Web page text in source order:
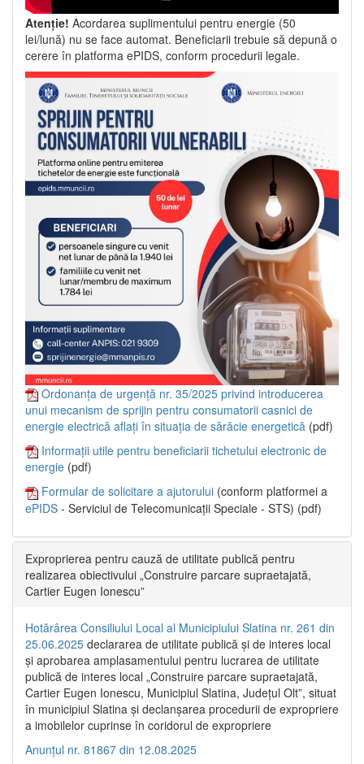
Atenție! Acordarea suplimentului pentru energie (50
lei/lună) nu se face automat. Beneficiarii trebuie să depună o
cerere în platforma ePIDS, conform procedurii legale.
Ordonanța de urgență nr. 35/2025 privind introducerea
unui mecanism de sprijin pentru consumatorii casnici de
energie electrică aflați în situația de sărăcie energetică (pdf)
Informații utile pentru beneficiarii tichetului electronic de
energie (pdf)
Formular de solicitare a ajutorului (conform platformei a
ePIDS - Serviciul de Telecomunicații Speciale - STS) (pdf)
Exproprierea pentru cauză de utilitate publică pentru
realizarea obiectivului „Construire parcare supraetajată,
Cartier Eugen Ionescu”
Hotărârea Consiliului Local al Municipiului Slatina nr. 261 din
25.06.2025 declararea de utilitate publică și de interes local
și aprobarea amplasamentului pentru lucrarea de utilitate
publică de interes local „Construire parcare supraetajată,
Cartier Eugen Ionescu, Municipiul Slatina, Județul Olt”, situat
în municipiul Slatina și declanșarea procedurii de expropriere
a imobilelor cuprinse în coridorul de expropriere
Anunțul nr. 81867 din 12.08.2025